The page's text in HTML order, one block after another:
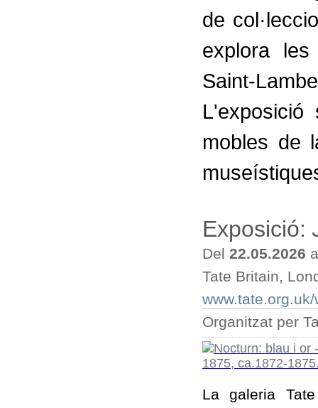
de
explora
Saint-
L'exposició
mobles de
Exposició:
Del 22.05.2026
Tate Britain,
Organitzat per
La galeria